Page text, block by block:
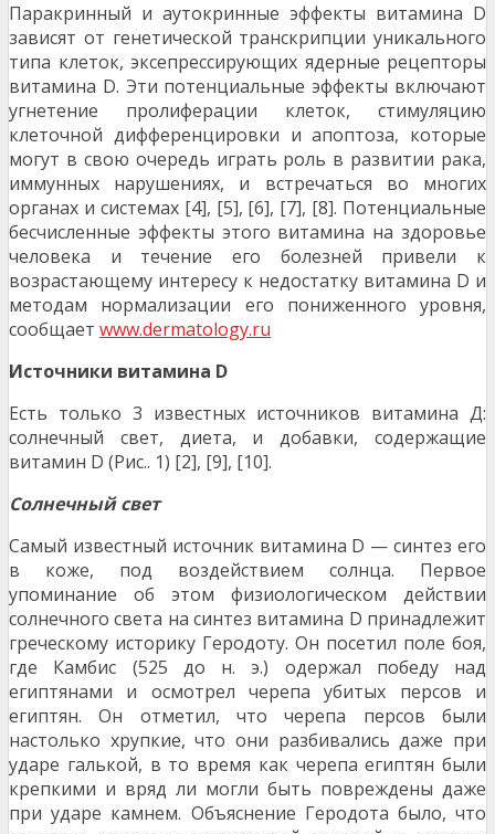
Паракринный и аутокринные эффекты витамина D
зависят от генетической транскрипции уникального
типа клеток, эксепрессирующих ядерные рецепторы
витамина D. Эти потенциальные эффекты включают
угнетение пролиферации клеток, стимуляцию
клеточной дифференцировки и апоптоза, которые
могут в свою очередь играть роль в развитии рака,
иммунных нарушениях, и встречаться во многих
органах и системах [4], [5], [6], [7], [8]. Потенциальные
бесчисленные эффекты этого витамина на здоровье
человека и течение его болезней привели к
возрастающему интересу к недостатку витамина D и
методам нормализации его пониженного уровня,
сообщает www.dermatology.ru
Источники витамина D
Есть только 3 известных источников витамина Д:
солнечный свет, диета, и добавки, содержащие
витамин D (Рис.. 1) [2], [9], [10].
Солнечный свет
Самый известный источник витамина D — синтез его
в коже, под воздействием солнца. Первое
упоминание об этом физиологическом действии
солнечного света на синтез витамина D принадлежит
греческому историку Геродоту. Он посетил поле боя,
где Камбис (525 до н. э.) одержал победу над
египтянами и осмотрел черепа убитых персов и
египтян. Он отметил, что черепа персов были
настолько хрупкие, что они разбивались даже при
ударе галькой, в то время как черепа египтян были
крепкими и вряд ли могли быть повреждены даже
при ударе камнем. Объяснение Геродота было, что